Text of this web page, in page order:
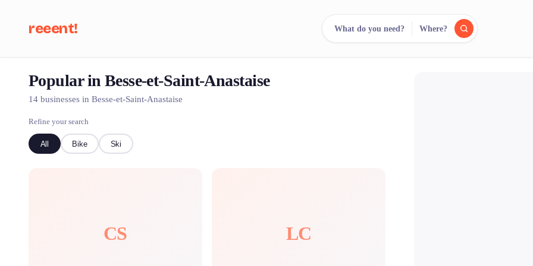
reeent!
Search.
What do you need? Where?
Popular in Besse-et-Saint-Anastaise
14 businesses in Besse-et-Saint-Anastaise
Refine your search
All Bike Ski
CS LC